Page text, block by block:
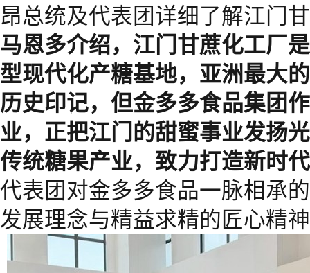
昂总统及代表团详细了解江门
马恩多介绍，江门甘蔗化工厂
型现代化产糖基地， 亚洲最大
历史印记，但金多多食品集团
业，正把江门的甜蜜事业发扬
传统糖果产业，致力打造新时
代表团对金多多食品一脉相承
发展理念与精益求精的匠心精